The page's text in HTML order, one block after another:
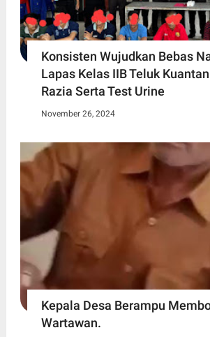
Konsisten Wujudkan Bebas
Lapas Kelas IIB Teluk
Razia Serta Test Urine
November 26, 2024
Kepala Desa Berampu
Wartawan.